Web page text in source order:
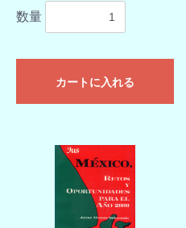
数量
カートに入れる